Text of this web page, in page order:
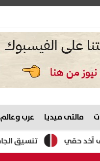
مالتى ميديا عرب وعالم
تنسيق الجامعات 2026.. 86 ألف طالب يسجلون رغباتهم في المرحلة الأولى